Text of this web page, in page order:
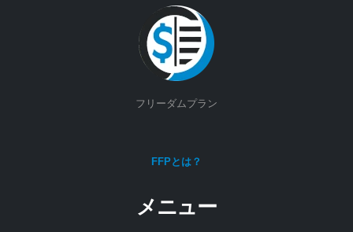
フリーダムプラン
FFPとは？
メニュー